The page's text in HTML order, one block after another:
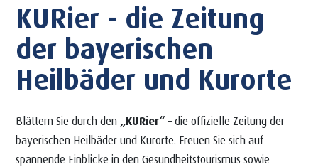
KURier - die Zeitung
der bayerischen
Heilbäder und Kurorte
Blättern Sie durch den „KURier“– die offizielle Zeitung der
bayerischen Heilbäder und Kurorte. Freuen Sie sich auf
spannende Einblicke in den Gesundheitstourismus sowie